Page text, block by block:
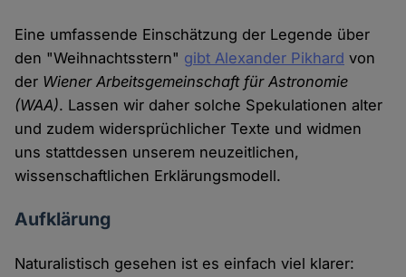
Eine umfassende Einschätzung der Legende über
den "Weihnachtsstern" gibt Alexander Pikhard von
der Wiener Arbeitsgemeinschaft für Astronomie
(WAA). Lassen wir daher solche Spekulationen alter
und zudem widersprüchlicher Texte und widmen
uns stattdessen unserem neuzeitlichen,
wissenschaftlichen Erklärungsmodell.
Aufklärung
Naturalistisch gesehen ist es einfach viel klarer: